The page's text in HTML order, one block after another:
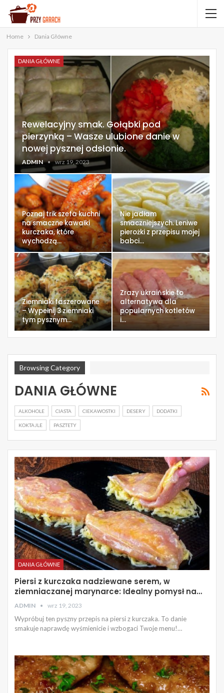
Home Dania Główne
DANIA GŁÓWNE
Rewelacyjny smak. Gołąbki pod
pierzynką – Wasze ulubione danie w
nowej pysznej odsłonie.
ADMIN wrz 19, 2023
Poznaj trik szefa kuchni
na smaczne kawałki
kurczaka, które
wychodzą…
Nie jadłam
smaczniejszych. Leniwe
pierożki z przepisu mojej
babci…
Ziemniaki faszerowane
– Wypełnij 3 ziemniaki
tym pysznym…
Zrazy ukraińskie to
alternatywa dla
popularnych kotletów
i…
Browsing Category
DANIA GŁÓWNE
ALKOHOLE CIASTA CIEKAWOSTKI DESERY DODATKI
KOKTAJLE PASZTETY
DANIA GŁÓWNE
Piersi z kurczaka nadziewane serem, w
ziemniaczanej marynarce: Idealny pomysł na…
ADMIN wrz 19, 2023
Wypróbuj ten pyszny przepis na piersi z kurczaka. To danie
smakuje naprawdę wyśmienicie i wzbogaci Twoje menu!…